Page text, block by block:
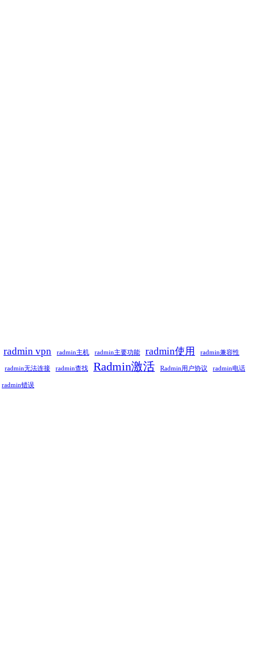
radmin vpn radmin主机 radmin主要功能 radmin使用 radmin兼容性
radmin无法连接 radmin查找 Radmin激活 Radmin用户协议 radmin电话
radmin错误